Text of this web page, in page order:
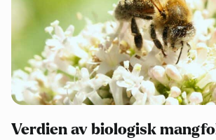
Verdien av biologisk